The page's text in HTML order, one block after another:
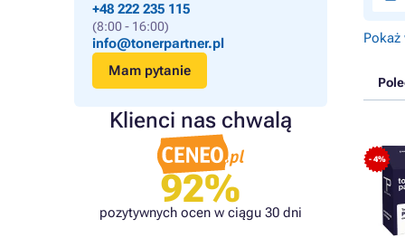
+48 222 235 115
(8:00 - 16:00)
info@tonerpartner.pl
Mam pytanie
Klienci nas chwalą
92%
pozytywnych ocen w ciągu 30 dni
Pokaż
- 4%